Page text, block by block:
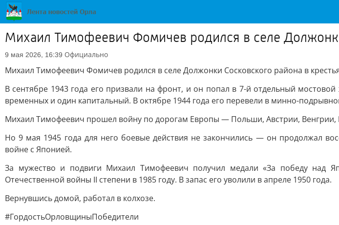
Михаил Тимофеевич Фомичев родился в селе
9 мая 2026, 16:39 Официально
Михаил Тимофеевич Фомичев родился в селе Должонки Сосковского района в
В сентябре 1943 года его призвали на фронт, и он попал в 7-й отдельный
временных и один капитальный. В октябре 1944 года его перевели в минно-
Михаил Тимофеевич прошел войну по дорогам Европы — Польши, Австрии,
Но 9 мая 1945 года для него боевые действия не закончились — он продолжал
войне с Японией.
За мужество и подвиги Михаил Тимофеевич получил медали «За победу над
Отечественной войны II степени в 1985 году. В запас его уволили в апреле 1950 года.
Вернувшись домой, работал в колхозе.
#ГордостьОрловщиныПобедители